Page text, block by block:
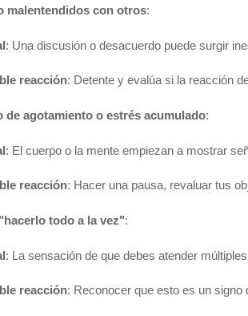
malentendidos con otros:
: Una discusión o desacuerdo puede surgir
reacción: Detente y evalúa si la reacción
de agotamiento o estrés acumulado:
: El cuerpo o la mente empiezan a mostrar
reacción: Hacer una pausa, revaluar tus
todo a la vez":
: La sensación de que debes atender
reacción: Reconocer que esto es un